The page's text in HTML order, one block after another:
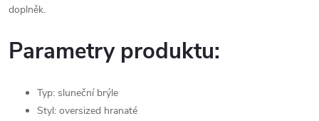
doplněk.
Parametry produktu:
Typ: sluneční brýle
Styl: oversized hranaté